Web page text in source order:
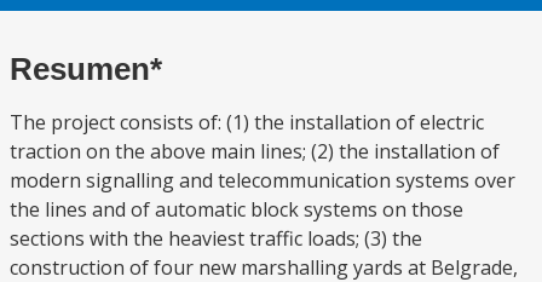
Resumen*
The project consists of: (1) the installation of electric
traction on the above main lines; (2) the installation of
modern signalling and telecommunication systems over
the lines and of automatic block systems on those
sections with the heaviest traffic loads; (3) the
construction of four new marshalling yards at Belgrade,